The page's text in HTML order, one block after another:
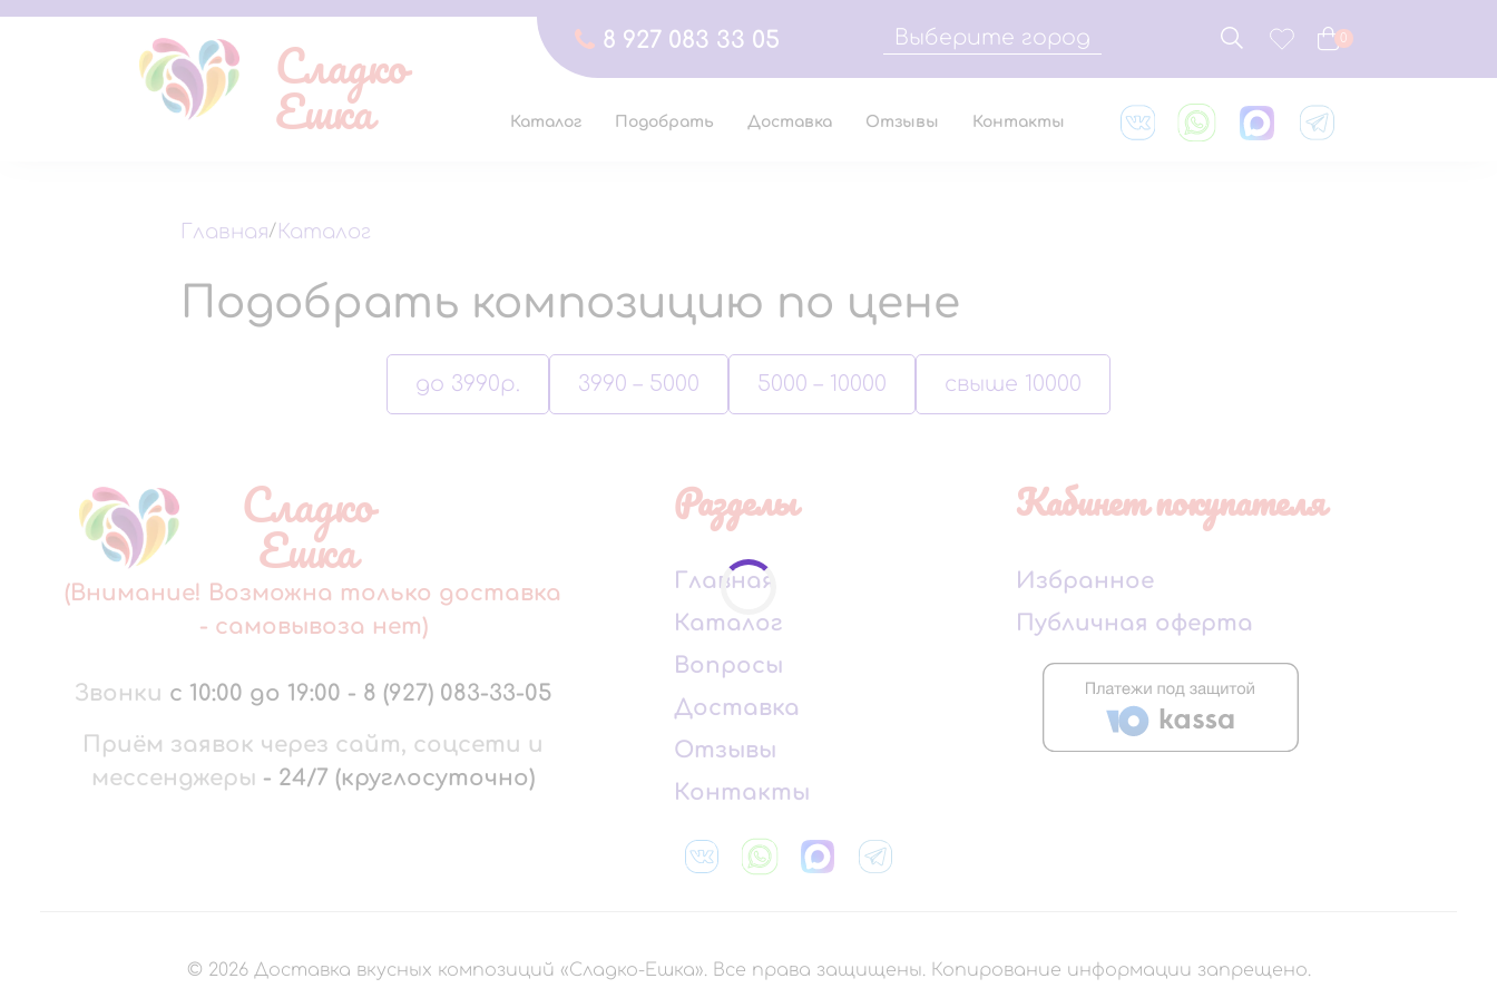
8 927 083 33 05 Выберите город 0
Сладко
Ешка Каталог Подобрать Доставка Отзывы Контакты
Главная/ Каталог
Подобрать композицию по цене
до 3990р. 3990 – 5000 5000 – 10000 свыше 10000
Сладко
Ешка
(Внимание! Возможна только доставка
- самовывоза нет)
Звонки с 10:00 до 19:00 - 8 (927) 083-33-05
Приём заявок через сайт, соцсети и
мессенджеры - 24/7 (круглосуточно)
Разделы
Главная
Каталог
Вопросы
Доставка
Отзывы
Контакты
Кабинет покупателя
Избранное
Публичная оферта
© 2026Доставка вкусных композиций «Сладко-Ешка». Все права защищены. Копирование информации запрещено.